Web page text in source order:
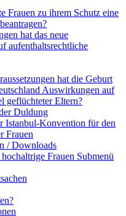
Frauen zu ihrem Schutz eine
hat das neue
aufenthaltsrechtliche
hat die Geburt
Auswirkungen auf
geflüchteter Eltern?
Duldung
Istanbul-Konvention für den
Frauen
/ Downloads
Frauen Submenü